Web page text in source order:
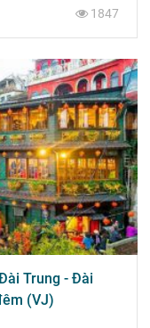
1847
Trung - Đài
(VJ)